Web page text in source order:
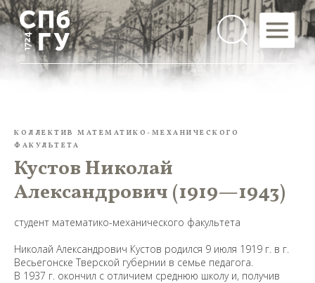
КОЛЛЕКТИВ МАТЕМАТИКО-МЕХАНИЧЕСКОГО
ФАКУЛЬТЕТА
Кустов Николай
Александрович (1919—1943)
студент математико-механического факультета
Николай Александрович Кустов родился 9 июля 1919 г. в г.
Весьегонске Тверской губернии в семье педагога.
В 1937 г. окончил с отличием среднюю школу и, получив